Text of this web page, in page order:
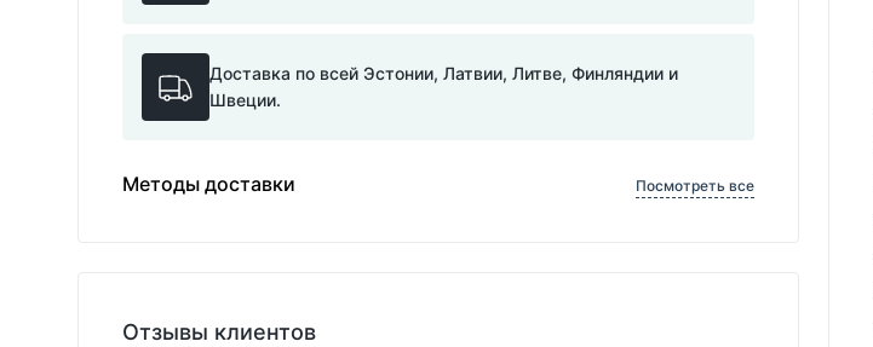
Доставка по всей Эстонии, Латвии, Литве, Финляндии и
Швеции.
Методы доставки Посмотреть все
Отзывы клиентов